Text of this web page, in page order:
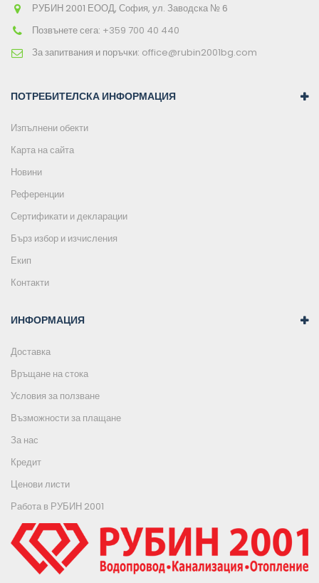
РУБИН 2001 ЕООД, София, ул. Заводска № 6
Позвънете сега: +359 700 40 440
За запитвания и поръчки: office@rubin2001bg.com
ПОТРЕБИТЕЛСКА ИНФОРМАЦИЯ
Изпълнени обекти
Карта на сайта
Новини
Референции
Сертификати и декларации
Бърз избор и изчисления
Екип
Контакти
ИНФОРМАЦИЯ
Доставка
Връщане на стока
Условия за ползване
Възможности за плащане
За нас
Кредит
Ценови листи
Работа в РУБИН 2001